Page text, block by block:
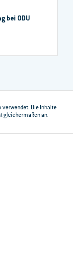
bei ODU
verwendet. Die Inhalte
gleichermaßen an.